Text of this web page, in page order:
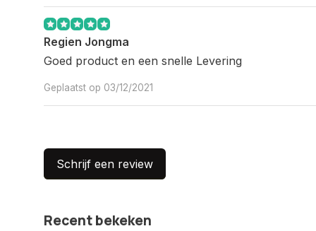
Regien Jongma
Goed product en een snelle Levering
Geplaatst op 03/12/2021
Schrijf een review
Recent bekeken